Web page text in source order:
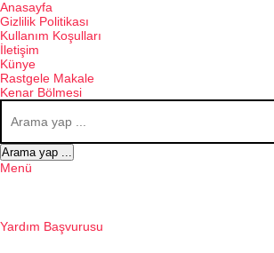
Anasayfa
Gizlilik Politikası
Kullanım Koşulları
İletişim
Künye
Rastgele Makale
Kenar Bölmesi
Arama yap ...
Menü
Yardım Başvurusu